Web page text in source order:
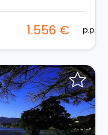
1.556 € p.p.